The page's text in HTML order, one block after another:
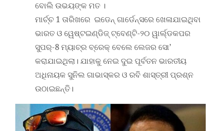
ବୋଲି ଉଭୟଙ୍କ ମତ ।
ମାର୍ଚ୍ଚ 1 ତାରିଖରେ ଇଡେନ୍ ଗାର୍ଡେନ୍ସରେ ଖେଳାଯାଇଥିବା
ଭାରତ ଓ ୱେଷ୍ଟଇଣ୍ଡିଜ୍ ଟ୍ବେଣ୍ଟି-୨୦ ୱାର୍ଲ୍ଡକପର
ସୁପର୍‌-8 ମ୍ୟାଚ୍‌ର ବ୍ରେକ୍ ‌ବେଲେ ଲେଜର ସୋ’
କରାଯାଇଥିଲା। ଯାହାକୁ ନେଇ ଦୁଇ ପୂର୍ବତନ ଭାରତୀୟ
ଅଧିନାୟକ ସୁନିଲ ଗାଭାସ୍କର ଓ ରବି ଶାସ୍ତ୍ରୀ ପ୍ରଶ୍ନ
ଉଠାଇଛନ୍ତି।